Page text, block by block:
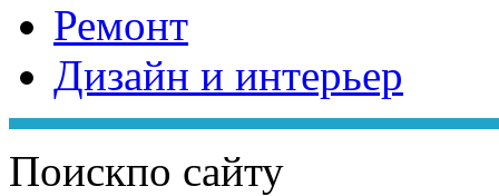
Ремонт
Дизайн и интерьер
Поискпо сайту